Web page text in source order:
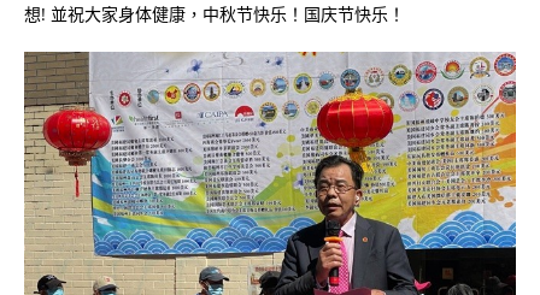
想! 並祝大家身体健康，中秋节快乐！国庆节快乐！